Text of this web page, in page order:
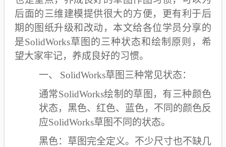
后面的三维建模提供很大的方便，更有利于后
期的图纸升级和改动，本文给各位学员分享的
是SolidWorks草图的三种状态和绘制原则，希
望大家牢记，养成良好的习惯。
一、
SolidWorks草图三种常见状态：
通常SolidWorks绘制的草图，有三种颜色
状态，黑色、红色、蓝色，不同的颜色反
应SolidWorks草图不同的状态。
黑色：草图完全定义。不少尺寸也不缺几